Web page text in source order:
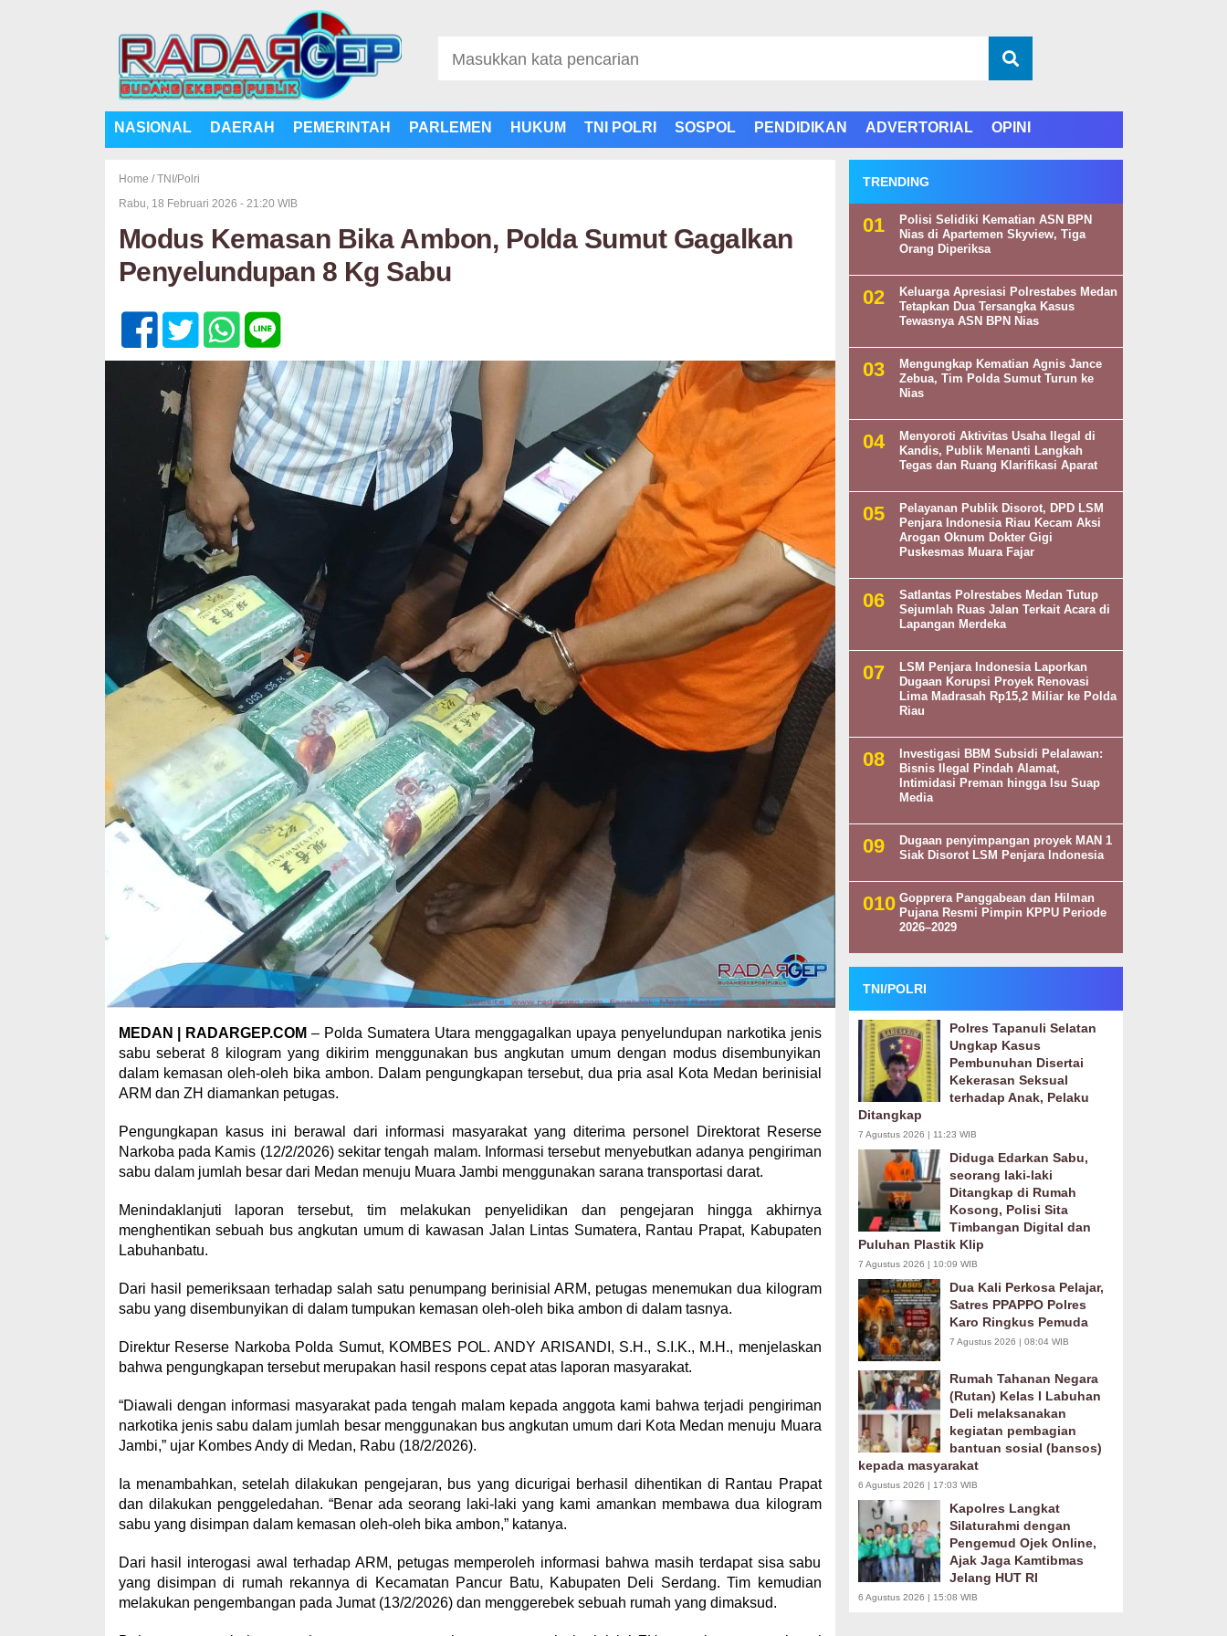
NASIONAL DAERAH PEMERINTAH PARLEMEN HUKUM TNI POLRI SOSPOL PENDIDIKAN ADVERTORIAL OPINI
Home / TNI/Polri
Rabu, 18 Februari 2026 - 21:20 WIB
Modus Kemasan Bika Ambon, Polda Sumut Gagalkan
Penyelundupan 8 Kg Sabu
MEDAN | RADARGEP.COM – Polda Sumatera Utara menggagalkan upaya penyelundupan narkotika jenis
sabu seberat 8 kilogram yang dikirim menggunakan bus angkutan umum dengan modus disembunyikan
dalam kemasan oleh-oleh bika ambon. Dalam pengungkapan tersebut, dua pria asal Kota Medan berinisial
ARM dan ZH diamankan petugas.
Pengungkapan kasus ini berawal dari informasi masyarakat yang diterima personel Direktorat Reserse
Narkoba pada Kamis (12/2/2026) sekitar tengah malam. Informasi tersebut menyebutkan adanya pengiriman
sabu dalam jumlah besar dari Medan menuju Muara Jambi menggunakan sarana transportasi darat.
Menindaklanjuti laporan tersebut, tim melakukan penyelidikan dan pengejaran hingga akhirnya
menghentikan sebuah bus angkutan umum di kawasan Jalan Lintas Sumatera, Rantau Prapat, Kabupaten
Labuhanbatu.
Dari hasil pemeriksaan terhadap salah satu penumpang berinisial ARM, petugas menemukan dua kilogram
sabu yang disembunyikan di dalam tumpukan kemasan oleh-oleh bika ambon di dalam tasnya.
Direktur Reserse Narkoba Polda Sumut, KOMBES POL. ANDY ARISANDI, S.H., S.I.K., M.H., menjelaskan
bahwa pengungkapan tersebut merupakan hasil respons cepat atas laporan masyarakat.
“Diawali dengan informasi masyarakat pada tengah malam kepada anggota kami bahwa terjadi pengiriman
narkotika jenis sabu dalam jumlah besar menggunakan bus angkutan umum dari Kota Medan menuju Muara
Jambi,” ujar Kombes Andy di Medan, Rabu (18/2/2026).
Ia menambahkan, setelah dilakukan pengejaran, bus yang dicurigai berhasil dihentikan di Rantau Prapat
dan dilakukan penggeledahan. “Benar ada seorang laki-laki yang kami amankan membawa dua kilogram
sabu yang disimpan dalam kemasan oleh-oleh bika ambon,” katanya.
Dari hasil interogasi awal terhadap ARM, petugas memperoleh informasi bahwa masih terdapat sisa sabu
yang disimpan di rumah rekannya di Kecamatan Pancur Batu, Kabupaten Deli Serdang. Tim kemudian
melakukan pengembangan pada Jumat (13/2/2026) dan menggerebek sebuah rumah yang dimaksud.
TRENDING
Polisi Selidiki Kematian ASN BPN
Nias di Apartemen Skyview, Tiga
Orang Diperiksa
Keluarga Apresiasi Polrestabes Medan
Tetapkan Dua Tersangka Kasus
Tewasnya ASN BPN Nias
Mengungkap Kematian Agnis Jance
Zebua, Tim Polda Sumut Turun ke
Nias
Menyoroti Aktivitas Usaha Ilegal di
Kandis, Publik Menanti Langkah
Tegas dan Ruang Klarifikasi Aparat
Pelayanan Publik Disorot, DPD LSM
Penjara Indonesia Riau Kecam Aksi
Arogan Oknum Dokter Gigi
Puskesmas Muara Fajar
Satlantas Polrestabes Medan Tutup
Sejumlah Ruas Jalan Terkait Acara di
Lapangan Merdeka
LSM Penjara Indonesia Laporkan
Dugaan Korupsi Proyek Renovasi
Lima Madrasah Rp15,2 Miliar ke Polda
Riau
Investigasi BBM Subsidi Pelalawan:
Bisnis Ilegal Pindah Alamat,
Intimidasi Preman hingga Isu Suap
Media
Dugaan penyimpangan proyek MAN 1
Siak Disorot LSM Penjara Indonesia
Gopprera Panggabean dan Hilman
Pujana Resmi Pimpin KPPU Periode
2026–2029
TNI/POLRI
Polres Tapanuli Selatan
Ungkap Kasus
Pembunuhan Disertai
Kekerasan Seksual
terhadap Anak, Pelaku
Ditangkap
7 Agustus 2026 | 11:23 WIB
Diduga Edarkan Sabu,
seorang laki-laki
Ditangkap di Rumah
Kosong, Polisi Sita
Timbangan Digital dan
Puluhan Plastik Klip
7 Agustus 2026 | 10:09 WIB
Dua Kali Perkosa Pelajar,
Satres PPAPPO Polres
Karo Ringkus Pemuda
7 Agustus 2026 | 08:04 WIB
Rumah Tahanan Negara
(Rutan) Kelas I Labuhan
Deli melaksanakan
kegiatan pembagian
bantuan sosial (bansos)
kepada masyarakat
6 Agustus 2026 | 17:03 WIB
Kapolres Langkat
Silaturahmi dengan
Pengemud Ojek Online,
Ajak Jaga Kamtibmas
Jelang HUT RI
6 Agustus 2026 | 15:08 WIB